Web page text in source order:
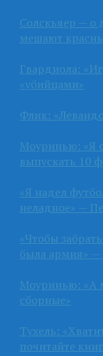
Солскьяер —
мешают
Гвардиола:
«убийцами»
Флик:
Моуринью: «Я
выпускать 10
«Я надел
неладное» —
«Чтобы
была армия» —
Моуринью: «А
сборные»
Тухель:
почитайте